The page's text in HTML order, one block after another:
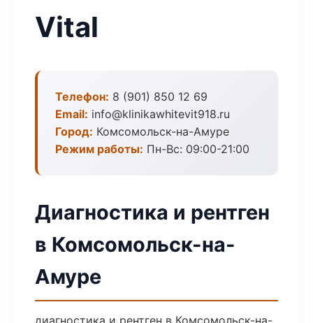
Vital
Телефон: 8 (901) 850 12 69
Email: info@klinikawhitevit918.ru
Город: Комсомольск-на-Амуре
Режим работы: Пн-Вс: 09:00-21:00
Диагностика и рентген
в Комсомольск-на-
Амуре
диагностика и рентген в Комсомольск-на-